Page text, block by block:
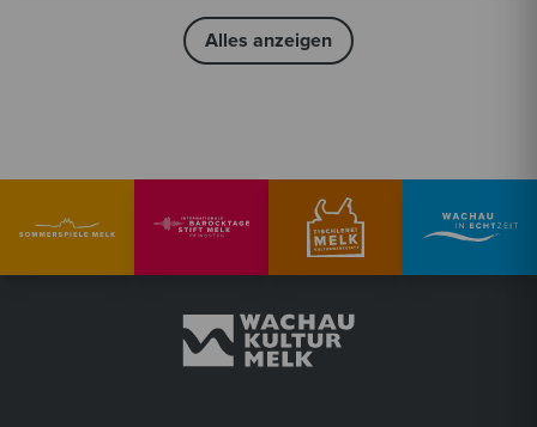
Fr, 18. September
Tischlerei Melk Kulturwerkstatt
Alles anzeigen